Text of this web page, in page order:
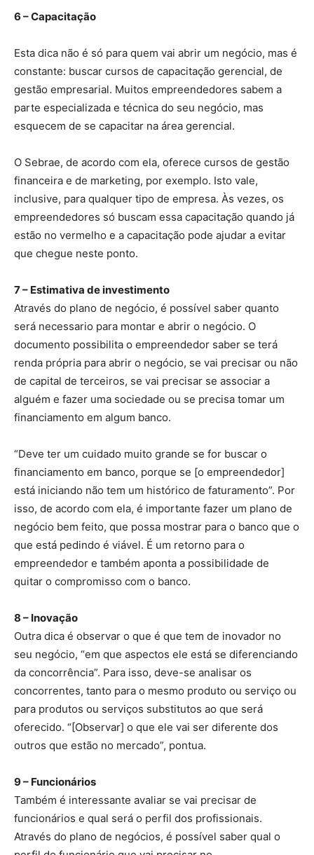
6 – Capacitação
Esta dica não é só para quem vai abrir um negócio, mas é
constante: buscar cursos de capacitação gerencial, de
gestão empresarial. Muitos empreendedores sabem a
parte especializada e técnica do seu negócio, mas
esquecem de se capacitar na área gerencial.
O Sebrae, de acordo com ela, oferece cursos de gestão
financeira e de marketing, por exemplo. Isto vale,
inclusive, para qualquer tipo de empresa. Às vezes, os
empreendedores só buscam essa capacitação quando já
estão no vermelho e a capacitação pode ajudar a evitar
que chegue neste ponto.
7 – Estimativa de investimento
Através do plano de negócio, é possível saber quanto
será necessario para montar e abrir o negócio. O
documento possibilita o empreendedor saber se terá
renda própria para abrir o negócio, se vai precisar ou não
de capital de terceiros, se vai precisar se associar a
alguém e fazer uma sociedade ou se precisa tomar um
financiamento em algum banco.
“Deve ter um cuidado muito grande se for buscar o
financiamento em banco, porque se [o empreendedor]
está iniciando não tem um histórico de faturamento”. Por
isso, de acordo com ela, é importante fazer um plano de
negócio bem feito, que possa mostrar para o banco que o
que está pedindo é viável. É um retorno para o
empreendedor e também aponta a possibilidade de
quitar o compromisso com o banco.
8 – Inovação
Outra dica é observar o que é que tem de inovador no
seu negócio, “em que aspectos ele está se diferenciando
da concorrência”. Para isso, deve-se analisar os
concorrentes, tanto para o mesmo produto ou serviço ou
para produtos ou serviços substitutos ao que será
oferecido. “[Observar] o que ele vai ser diferente dos
outros que estão no mercado”, pontua.
9 – Funcionários
Também é interessante avaliar se vai precisar de
funcionários e qual será o perfil dos profissionais.
Através do plano de negócios, é possível saber qual o